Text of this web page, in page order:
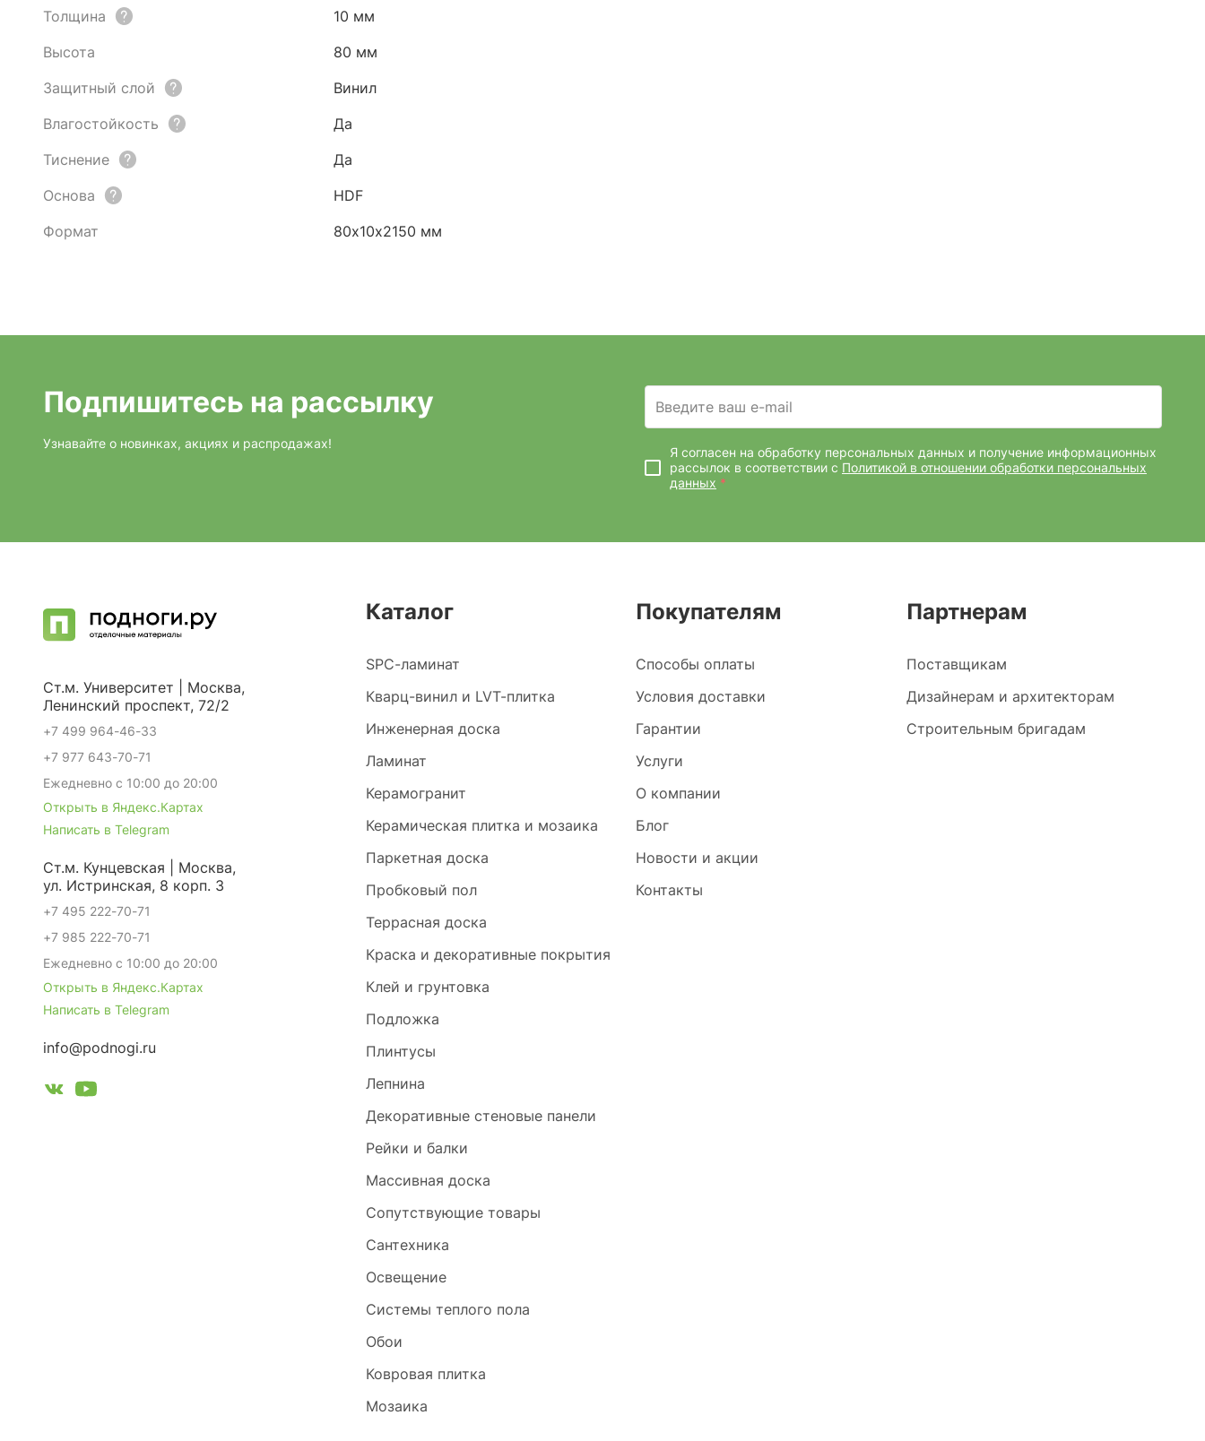
Толщина
10 мм
Высота
80 мм
Защитный слой
Винил
Влагостойкость
Да
Тиснение
Да
Основа
HDF
Формат
80х10х2150 мм
Подпишитесь на рассылку
Узнавайте о новинках, акциях и распродажах!
Введите ваш e-mail
Я согласен на обработку персональных данных и получение информационных
рассылок в соответствии с Политикой в отношении обработки персональных
данных *
Каталог
SPC-ламинат
Кварц-винил и LVT-плитка
Инженерная доска
Ламинат
Керамогранит
Керамическая плитка и мозаика
Паркетная доска
Пробковый пол
Террасная доска
Краска и декоративные покрытия
Клей и грунтовка
Подложка
Плинтусы
Лепнина
Декоративные стеновые панели
Рейки и балки
Массивная доска
Сопутствующие товары
Сантехника
Освещение
Системы теплого пола
Обои
Ковровая плитка
Мозаика
Покупателям
Способы оплаты
Условия доставки
Гарантии
Услуги
О компании
Блог
Новости и акции
Контакты
Партнерам
Поставщикам
Дизайнерам и архитекторам
Строительным бригадам
Ст.м. Университет | Москва,
Ленинский проспект, 72/2
+7 499 964-46-33
+7 977 643-70-71
Ежедневно с 10:00 до 20:00
Открыть в Яндекс.Картах
Написать в Telegram
Ст.м. Кунцевская | Москва,
ул. Истринская, 8 корп. 3
+7 495 222-70-71
+7 985 222-70-71
Ежедневно с 10:00 до 20:00
Открыть в Яндекс.Картах
Написать в Telegram
info@podnogi.ru